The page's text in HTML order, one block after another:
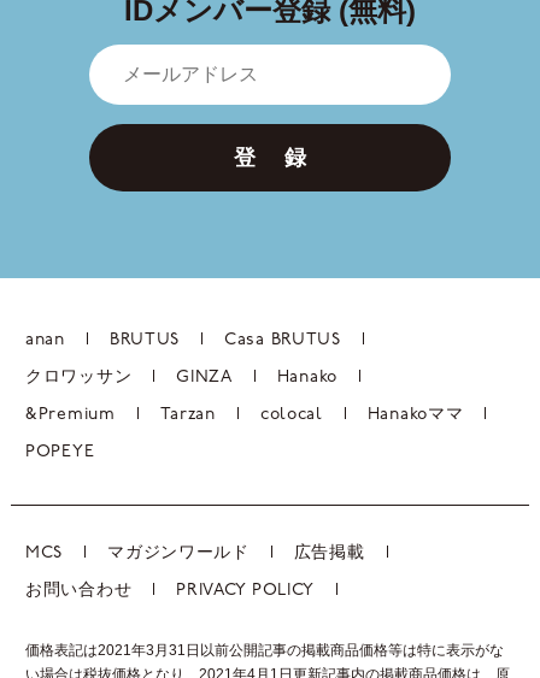
IDメンバー登録 (無料)
登 録
anan BRUTUS Casa BRUTUS
クロワッサン GINZA Hanako
&Premium Tarzan colocal Hanakoママ
POPEYE
MCS マガジンワールド 広告掲載
お問い合わせ PRIVACY POLICY
価格表記は2021年3月31日以前公開記事の掲載商品価格等は特に表示がな
い場合は税抜価格となり、2021年4月1日更新記事内の掲載商品価格は、 原